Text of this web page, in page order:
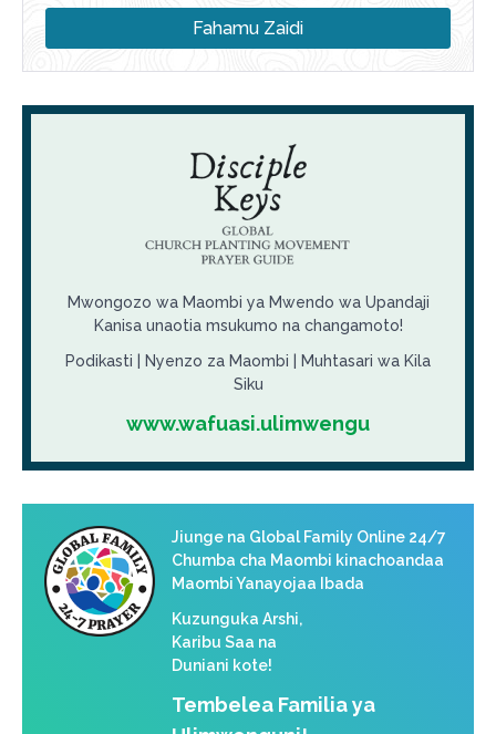
Fahamu Zaidi
Mwongozo wa Maombi ya Mwendo wa Upandaji
Kanisa unaotia msukumo na changamoto!
Podikasti | Nyenzo za Maombi | Muhtasari wa Kila
Siku
www.wafuasi.ulimwengu
Jiunge na Global Family Online 24/7
Chumba cha Maombi kinachoandaa
Maombi Yanayojaa Ibada
Kuzunguka Arshi,
Karibu Saa na
Duniani kote!
Tembelea Familia ya